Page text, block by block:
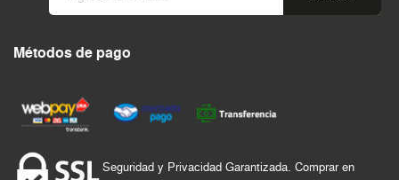
Métodos de pago
Seguridad y Privacidad Garantizada. Comprar en